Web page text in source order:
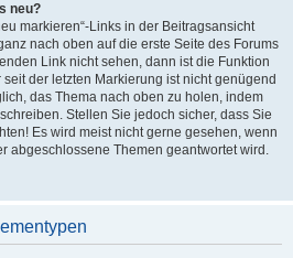
neu?
markieren“-Links in der Beitragsansicht
nach oben auf die erste Seite des Forums
Link nicht sehen, dann ist die Funktion
der letzten Markierung ist nicht genügend
das Thema nach oben zu holen, indem
Stellen Sie jedoch sicher, dass Sie
Es wird meist nicht gerne gesehen, wenn
abgeschlossene Themen geantwortet wird.